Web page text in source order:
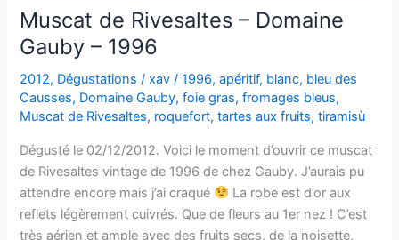
1996
–
Domaine
Gauby
Muscat de Rivesaltes – Domaine
Gauby – 1996
2012, Dégustations /xav/1996,apéritif, blanc, bleu des
Causses, Domaine Gauby,foie gras,fromages bleus,
Muscat de Rivesaltes, roquefort,tartes aux fruits,tiramisù
Dégusté le 02/12/2012. Voici le moment d’ouvrir ce muscat
de Rivesaltes vintage de 1996 de chez Gauby. J’aurais pu
attendre encore mais j’ai craqué
La robe est d’or aux
reflets légèrement cuivrés. Que de fleurs au 1er nez ! C’est
très aérien et ample avec des fruits secs, de la noisette,